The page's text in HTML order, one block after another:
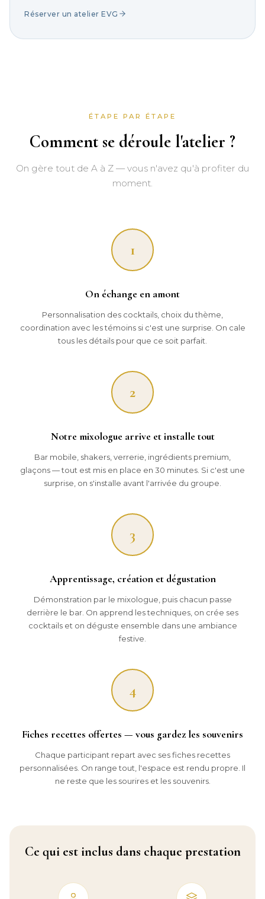
Réserver un atelier EVG
ÉTAPE PAR ÉTAPE
Comment se déroule l'atelier ?
On gère tout de A à Z — vous n'avez qu'à profiter du
moment.
1
On échange en amont
Personnalisation des cocktails, choix du thème,
coordination avec les témoins si c'est une surprise. On cale
tous les détails pour que ce soit parfait.
2
Notre mixologue arrive et installe tout
Bar mobile, shakers, verrerie, ingrédients premium,
glaçons — tout est mis en place en 30 minutes. Si c'est une
surprise, on s'installe avant l'arrivée du groupe.
3
Apprentissage, création et dégustation
Démonstration par le mixologue, puis chacun passe
derrière le bar. On apprend les techniques, on crée ses
cocktails et on déguste ensemble dans une ambiance
festive.
4
Fiches recettes offertes — vous gardez les souvenirs
Chaque participant repart avec ses fiches recettes
personnalisées. On range tout, l'espace est rendu propre. Il
ne reste que les sourires et les souvenirs.
Ce qui est inclus dans chaque prestation